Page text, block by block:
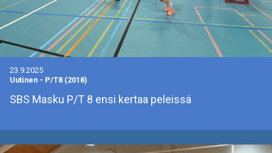
23.9.2025
Uutinen - P/T8 (2018)
SBS Masku P/T 8 ensi kertaa peleissä